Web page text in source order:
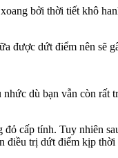
bởi thời tiết khô
được dứt điểm nên sẽ
dù bạn vẫn còn
cấp tính. Tuy nhiên
điều trị dứt điểm kịp